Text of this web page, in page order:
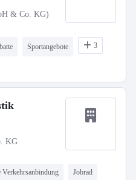
& Co. KG)
Sportangebote 3
KG
Verkehrsanbindung Jobrad